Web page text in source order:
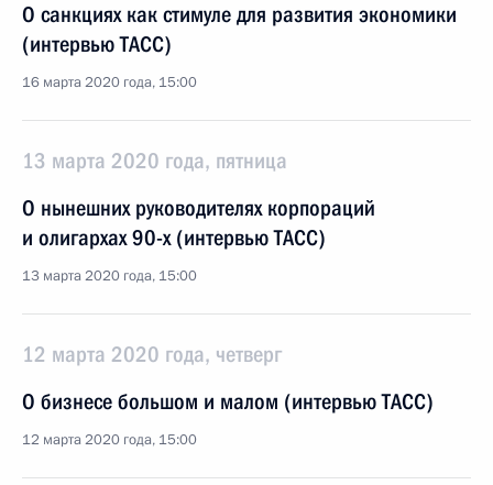
О санкциях как стимуле для развития экономики
(интервью ТАСС)
16 марта 2020 года, 15:00
13 марта 2020 года, пятница
О нынешних руководителях корпораций
и олигархах 90-х (интервью ТАСС)
13 марта 2020 года, 15:00
12 марта 2020 года, четверг
О бизнесе большом и малом (интервью ТАСС)
12 марта 2020 года, 15:00